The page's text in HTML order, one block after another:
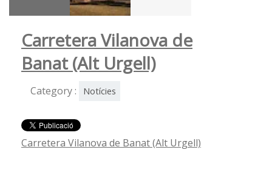
Carretera Vilanova de
Banat (Alt Urgell)
Category : Notícies
Carretera Vilanova de Banat (Alt Urgell)